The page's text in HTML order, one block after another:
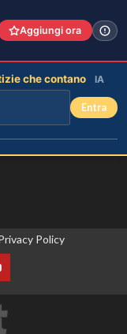
Policy
Aggiungi ora
che contano IA
Entra